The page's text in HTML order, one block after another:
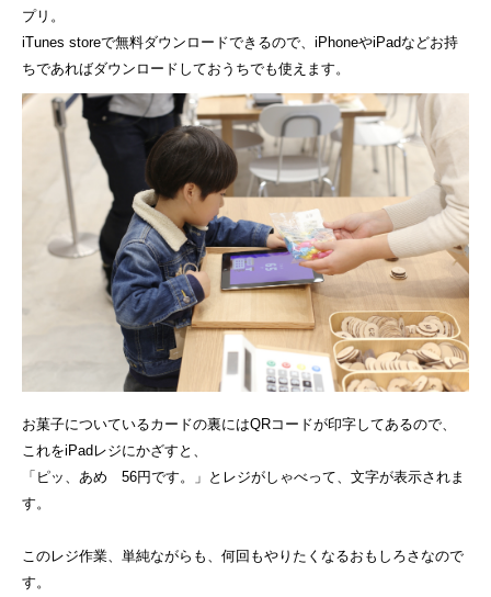
プリ。
iTunes storeで無料ダウンロードできるので、iPhoneやiPadなどお持
ちであればダウンロードしておうちでも使えます。
お菓子についているカードの裏にはQRコードが印字してあるので、
これをiPadレジにかざすと、
「ピッ、あめ 56円です。」とレジがしゃべって、文字が表示されま
す。
このレジ作業、単純ながらも、何回もやりたくなるおもしろさなので
す。